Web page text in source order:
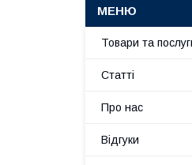
Товари та
Статті
Про нас
Відгуки